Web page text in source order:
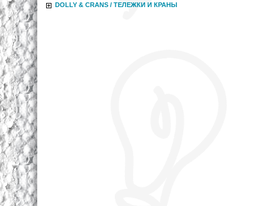
DOLLY & CRANS / ТЕЛЕЖКИ И КРАНЫ